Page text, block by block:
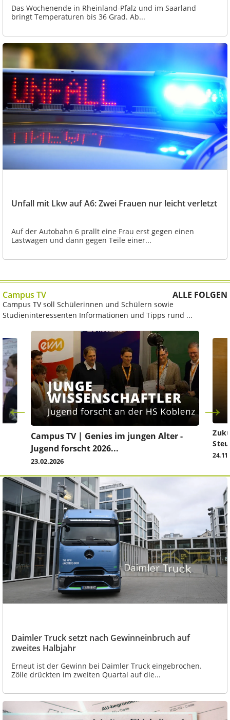
Das Wochenende in Rheinland-Pfalz und im Saarland
bringt Temperaturen bis 36 Grad. Ab...
Unfall mit Lkw auf A6: Zwei Frauen nur leicht verletzt
Auf der Autobahn 6 prallt eine Frau erst gegen einen
Lastwagen und dann gegen Teile einer...
Campus TV ALLE FOLGEN
Campus TV soll Schülerinnen und Schülern sowie
Studieninteressenten Informationen und Tipps rund ...
Campus TV | Genies im jungen Alter -
Jugend forscht 2026...
23.02.2026
Daimler Truck setzt nach Gewinneinbruch auf
zweites Halbjahr
Erneut ist der Gewinn bei Daimler Truck eingebrochen.
Zölle drückten im zweiten Quartal auf die...